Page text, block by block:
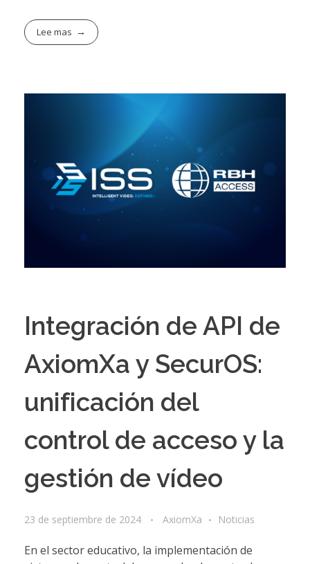
Lee mas
Integración de API de
AxiomXa y SecurOS:
unificación del
control de acceso y la
gestión de vídeo
23 de septiembre de 2024 AxiomXa Noticias
En el sector educativo, la implementación de